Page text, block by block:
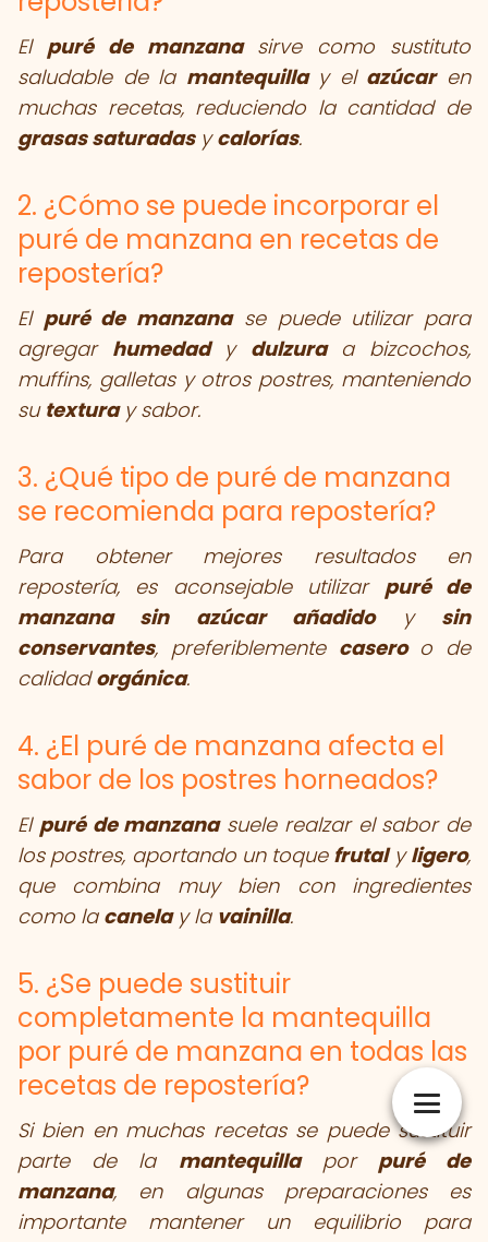
El puré de manzanasirve como sustituto
saludable de la mantequillay el azúcaren
muchas recetas, reduciendo la cantidad de
grasas saturadasycalorías.
2. ¿Cómo se puede incorporar el
puré de manzana en recetas de
repostería?
El puré de manzanase puede utilizar para
agregar humedady dulzuraa bizcochos,
muffins, galletas y otros postres, manteniendo
su texturay sabor.
3. ¿Qué tipo de puré de manzana
se recomienda para repostería?
Para obtener mejores resultados en
repostería, es aconsejable utilizar puré de
manzana sin azúcar añadidoy sin
conservantes, preferiblemente caseroo de
calidadorgánica.
4. ¿El puré de manzana afecta el
sabor de los postres horneados?
El puré de manzanasuele realzar el sabor de
los postres, aportando un toque frutalyligero,
que combina muy bien con ingredientes
como la canelay la vainilla.
5. ¿Se puede sustituir
completamente la mantequilla
por puré de manzana en todas las
recetas de repostería?
Si bien en muchas recetas se puede sustituir
parte de la mantequillapor puré de
manzana, en algunas preparaciones es
importante mantener un equilibrio para